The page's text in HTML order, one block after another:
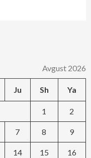
Avgust 2026
Ju Sh Ya
1 2
7 8 9
14 15 16